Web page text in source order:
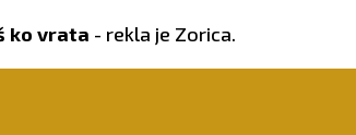
ko vrata - rekla je Zorica.